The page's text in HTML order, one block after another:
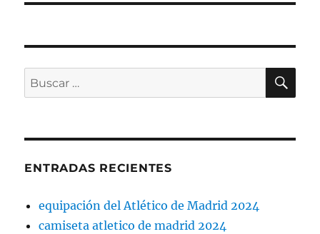
Buscar
por:
ENTRADAS RECIENTES
equipación del Atlético de Madrid 2024
camiseta atletico de madrid 2024